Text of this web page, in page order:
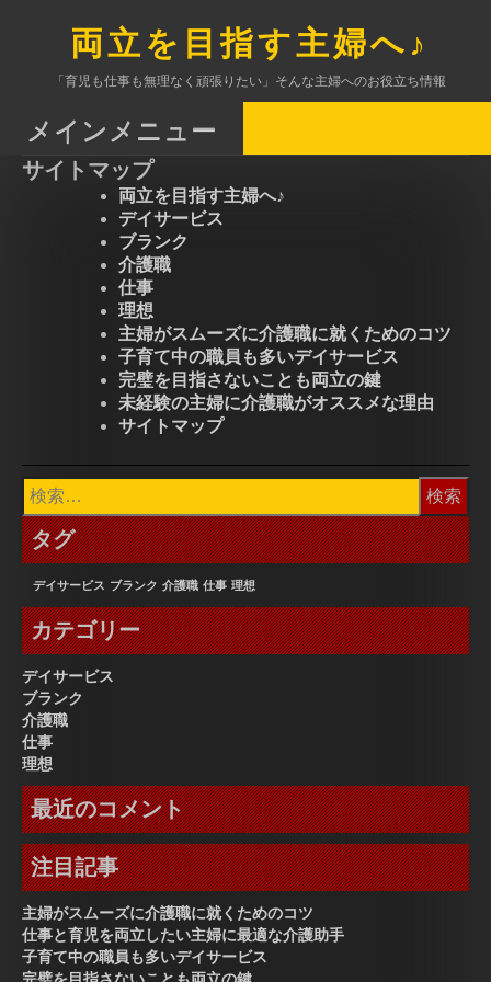
両立を目指す主婦へ♪
「育児も仕事も無理なく頑張りたい」そんな主婦へのお役立ち情報
メインメニュー
サイトマップ
両立を目指す主婦へ♪
デイサービス
ブランク
介護職
仕事
理想
主婦がスムーズに介護職に就くためのコツ
子育て中の職員も多いデイサービス
完璧を目指さないことも両立の鍵
未経験の主婦に介護職がオススメな理由
サイトマップ
検
索:
タグ
デイサービス ブランク 介護職 仕事 理想
カテゴリー
デイサービス
ブランク
介護職
仕事
理想
最近のコメント
注目記事
主婦がスムーズに介護職に就くためのコツ
仕事と育児を両立したい主婦に最適な介護助手
子育て中の職員も多いデイサービス